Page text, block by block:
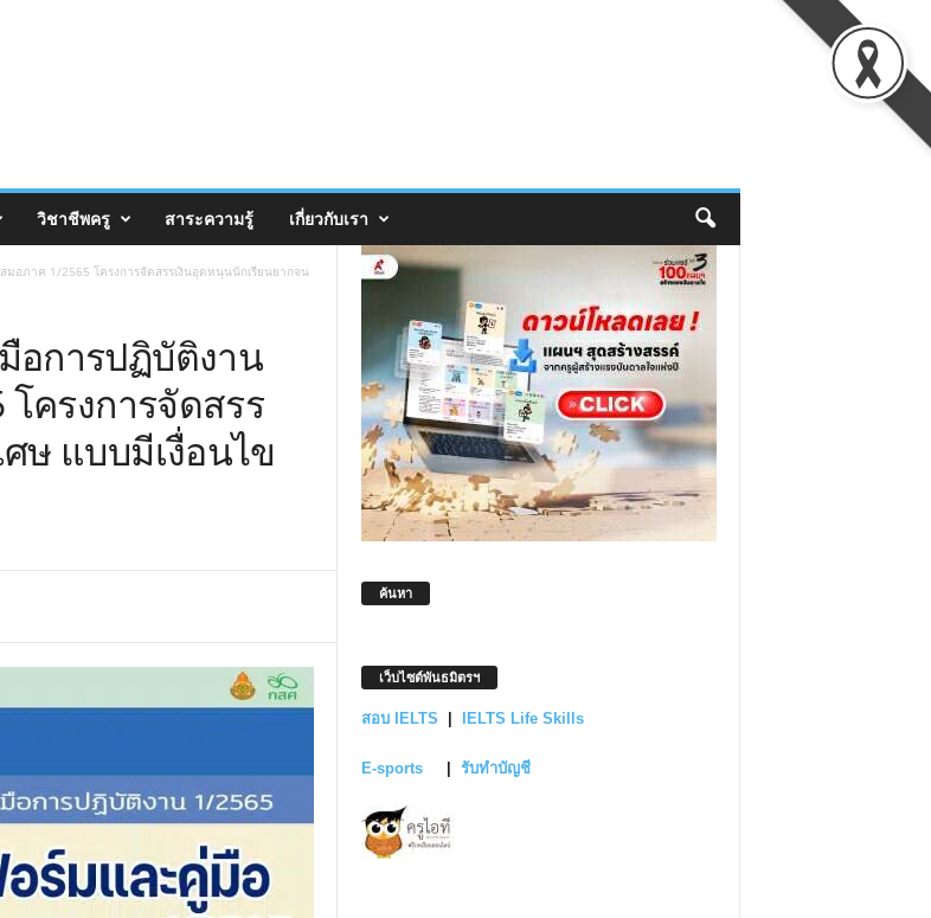
วิชาชีพครู สาระความรู้ เกี่ยวกับเรา
อภาค 1/2565 โครงการจัดสรรเงินอุดหนุนนักเรียนยากจน
อการปฏิบัติงาน
ครงการจัดสรร
ษ แบบมีเงื่อนไข
ค้นหา
เว็บไซต์พันธมิตรฯ
สอบ IELTS IELTS Life Skills
E-sports รับทำบัญชี